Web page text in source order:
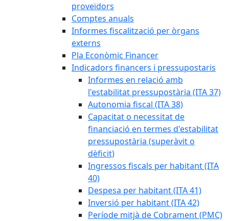
proveïdors
Comptes anuals
Informes fiscalització per òrgans
externs
Pla Econòmic Financer
Indicadors financers i pressupostaris
Informes en relació amb
l'estabilitat pressupostària (ITA 37)
Autonomia fiscal (ITA 38)
Capacitat o necessitat de
financiació en termes d'estabilitat
pressupostària (superàvit o
dèficit)
Ingressos fiscals per habitant (ITA
40)
Despesa per habitant (ITA 41)
Inversió per habitant (ITA 42)
Període mitjà de Cobrament (PMC)